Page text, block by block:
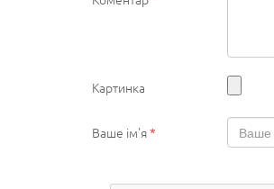
Картинка
Ваше ім'я*